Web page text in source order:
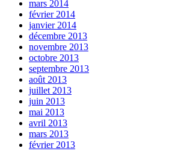
mars 2014
février 2014
janvier 2014
décembre 2013
novembre 2013
octobre 2013
septembre 2013
août 2013
juillet 2013
juin 2013
mai 2013
avril 2013
mars 2013
février 2013